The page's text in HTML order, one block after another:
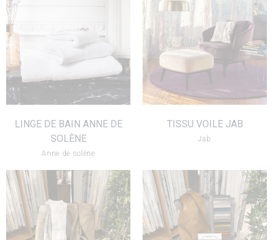
LINGE DE BAIN
ANNE DE SOLÈNE
VOIR LE PRODUIT
LINGE DE BAIN ANNE DE
SOLÈNE
Anne de solène
TISSU VOILE JAB
VOIR LE PRODUIT
TISSU VOILE JAB
Jab
TISSU VOILE APELT TISSU FROCA